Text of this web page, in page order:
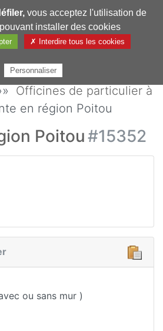
Officines de particulier à
en région Poitou
Poitou#15352
ou sans mur )
vous acceptez l'utilisation de
installer des cookies
✗ Interdire tous les cookies
Personnaliser